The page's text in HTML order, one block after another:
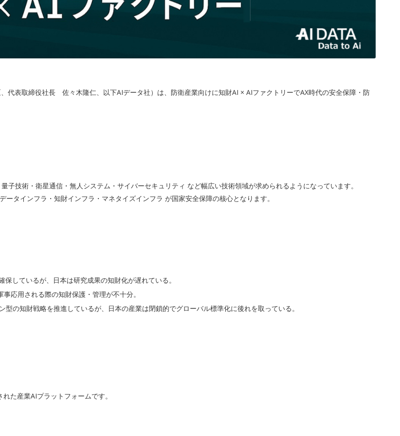
代表取締役社長 佐々木隆仁、以下AIデータ社）は、防衛産業向けに知財AI × AIファクトリーでAX時代の安全保障・防
技術・衛星通信・無人システム・サイバーセキュリティ など幅広い技術領域が求められるようになっています。
タインフラ・知財インフラ・マネタイズインフラ が国家安全保障の核心となります。
しているが、日本は研究成果の知財化が遅れている。
応用される際の知財保護・管理が不十分。
の知財戦略を推進しているが、日本の産業は閉鎖的でグローバル標準化に後れを取っている。
た産業AIプラットフォームです。